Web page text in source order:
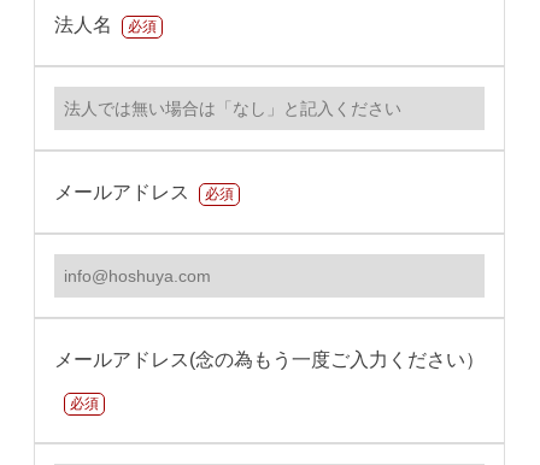
法人名 必須
メールアドレス 必須
メールアドレス(念の為もう一度ご入力ください）
必須